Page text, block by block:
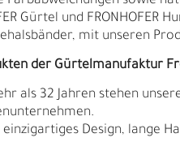
Gürtel und
mit unseren
der Gürtelmanufaktur
als 32 Jahren stehen
Design, lange